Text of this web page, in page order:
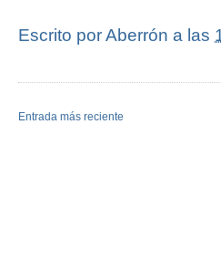
Escrito por Aberrón a las
Entrada más reciente